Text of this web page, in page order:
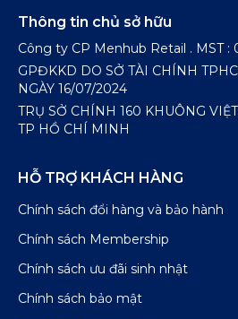
Thông tin chủ sở hữu
Công ty CP Menhub Retail . MST :
GPĐKKD DO SỞ TÀI CHÍNH
NGÀY 16/07/2024
TRỤ SỞ CHÍNH 160 KHUÔNG
TP HỒ CHÍ MINH
HỖ TRỢ KHÁCH HÀNG
Chính sách đổi hàng và bảo hành
Chính sách Membership
Chính sách ưu đãi sinh nhật
Chính sách bảo mật